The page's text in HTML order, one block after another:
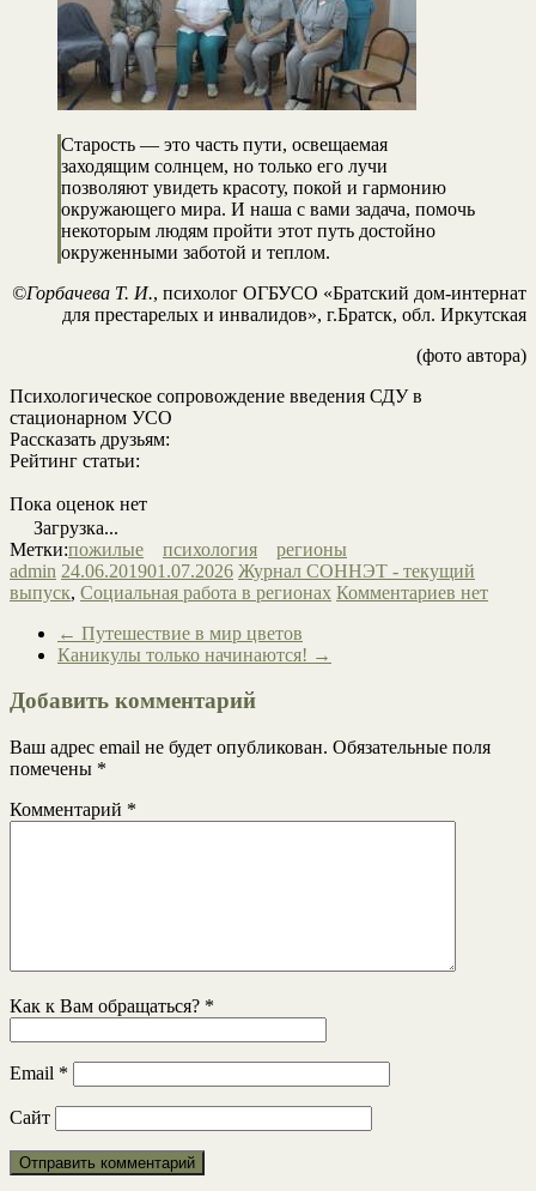
Старость — это часть пути, освещаемая
заходящим солнцем, но только его лучи
позволяют увидеть красоту, покой и гармонию
окружающего мира. И наша с вами задача, помочь
некоторым людям пройти этот путь достойно
окруженными заботой и теплом.
©Горбачева Т. И., психолог ОГБУСО «Братский дом-интернат
для престарелых и инвалидов», г.Братск, обл. Иркутская
(фото автора)
Психологическое сопровождение введения СДУ в
стационарном УСО
Рассказать друзьям:
Рейтинг статьи:
Пока оценок нет
Загрузка...
Метки:пожилые психология
регионы
admin 24.06.201901.07.2026 Журнал СОННЭТ - текущий
выпуск, Социальная работа в регионах Комментариев нет
← Путешествие в мир цветов
Каникулы только начинаются! →
Добавить комментарий
Ваш адрес email не будет опубликован. Обязательные поля
помечены *
Комментарий *
Как к Вам обращаться? *
Email *
Сайт